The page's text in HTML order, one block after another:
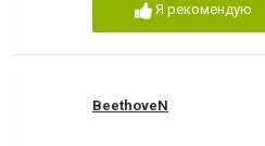
Я рекомендую
BeethoveN